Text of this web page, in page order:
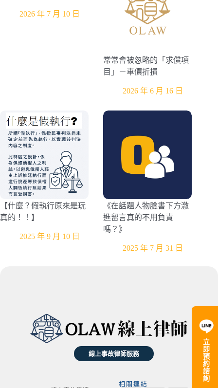
立
即
預
約
諮
詢
2026 年 7 月 10 日
常常會被忽略的「求償項
目」－車價折損
2026 年 6 月 16 日
【什麼？假執行原來是玩
真的！！】
2025 年 9 月 10 日
《在話題人物臉書下方激
進留言真的不用負責
嗎？》
2025 年 7 月 31 日
線上事故律師服務
相關連結